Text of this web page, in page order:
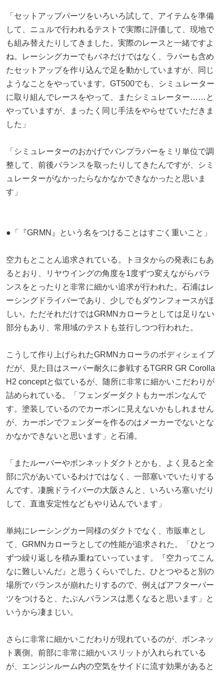
「セットアップパーツをいろいろ試して、アイテムを準備
して、ニュルで行われるテストで実際に評価して、現地で
も組み替えたりしてきました。実際のレースと一緒ですよ
ね。レーシングカーでもバネだけではなく、ラバーも含め
たセットアップを作り込んで足を動かしていますが、同じ
ようなことをやっています。GT500でも、シミュレーター
に取り組んでレースをやって、またシミュレーター……と
やっていますが、まったく同じ手法をやらせていただきま
した」
「シミュレーターのおかげでバンプラバーをミリ単位で調
整して、前後バランスを取ったりしてきたんですが、シミ
ュレーターがなかったらなかなかできなかったと思いま
す」
●「『GRMN』という名をつけることはすごく重いこと」
空力もとことん追求されている。トヨタからの発表にもあ
るとおり、リヤウイングの角度を1度ずつ変えながらバラ
ンスをとったりと非常に細かい追求が行われた。石浦はレ
ーシングドライバーであり、少しでもダウンフォースがほ
しい。ただそれだけではGRMNカローラとしては足りない
部分もあり、常用域のテストも並行しつつ行われた。
こうして作り上げられたGRMNカローラのボディシェイプ
だが、見た目はスーパー耐久に参戦するTGRR GR Corolla
H2 conceptと似ているが、随所に非常に細かいこだわりが
詰められている。「フェンダーダクトもカーボンなんで
す。塗装しているのでカーボンに見えないかもしれません
が、カーボンでフェンダーを作るのはメーカーでないとな
かなかできないと思います」と石浦。
「またルーバーやボンネットダクトとかも、よく見ると全
部に穴があいているわけではなく、一部塞いでいたりする
んです。凄腕ドライバーの大阪さんと、いろいろ塞いだり
して、直進安定性などもやり込んでいます」
単純にレーシングカー同様のダクトでなく、市販車とし
て、GRMNカローラとしての性能が追求された。「ひとつ
ずつ繰り返しを積み重ねていっています。『空力ってこん
なに難しいんだ』と思うくらいでした。ひとつやると別の
場所でバランスが崩れたりするので、例えばアフターパー
ツをつけると、たぶんバランスは悪くなると思います」と
いうから凄まじい。
さらに非常に細かいこだわりが現れているのが、ボンネッ
ト裏側。前部に非常に細かいスリットが入れられている
が、エンジンルーム内の空気をサイドに流す効果があると